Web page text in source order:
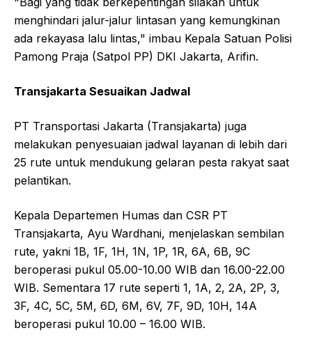
menghindari jalur-jalur lintasan yang kemungkinan
ada rekayasa lalu lintas," imbau Kepala Satuan Polisi
Pamong Praja (Satpol PP) DKI Jakarta, Arifin.
Transjakarta Sesuaikan Jadwal
PT Transportasi Jakarta (Transjakarta) juga
melakukan penyesuaian jadwal layanan di lebih dari
25 rute untuk mendukung gelaran pesta rakyat saat
pelantikan.
Kepala Departemen Humas dan CSR PT
Transjakarta, Ayu Wardhani, menjelaskan sembilan
rute, yakni 1B, 1F, 1H, 1N, 1P, 1R, 6A, 6B, 9C
beroperasi pukul 05.00-10.00 WIB dan 16.00-22.00
WIB. Sementara 17 rute seperti 1, 1A, 2, 2A, 2P, 3,
3F, 4C, 5C, 5M, 6D, 6M, 6V, 7F, 9D, 10H, 14A
beroperasi pukul 10.00 – 16.00 WIB.